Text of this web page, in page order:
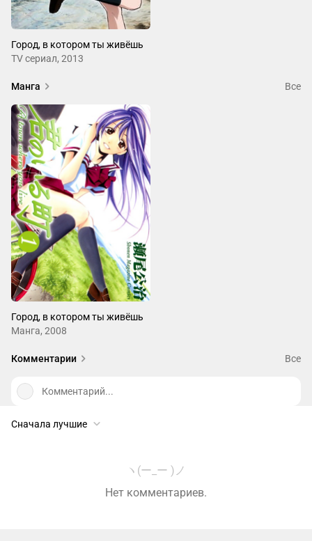
Город, в котором ты живёшь
ТV сериал, 2013
Манга Все
Город, в котором ты живёшь
Манга, 2008
Комментарии Все
Комментарий...
Сначала лучшие
ヽ(ー_ー )ノ
Нет комментариев.